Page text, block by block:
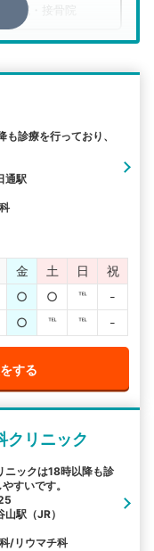
整骨院・接骨院
診療を行っており、
通駅
金 土 日
祝
○ ○ ℡
-
○ ℡ ℡ -
する
クリニック
ニックは18時以降も診
すいです。
駅（JR）
/リウマチ科